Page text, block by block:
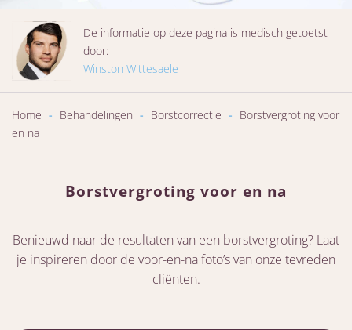
De informatie op deze pagina is medisch getoetst
door:
Winston Wittesaele
Home - Behandelingen - Borstcorrectie - Borstvergroting voor
en na
Borstvergroting voor en na
Benieuwd naar de resultaten van een borstvergroting? Laat
je inspireren door de voor-en-na foto’s van onze tevreden
cliënten.